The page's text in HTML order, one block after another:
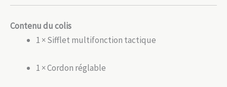
Contenu du colis
1 × Sifflet multifonction tactique
1 × Cordon réglable